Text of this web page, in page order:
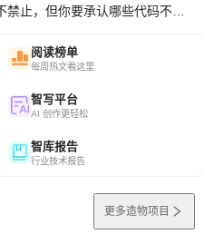
阅读榜单
每周热文看这里
智写平台
AI 创作更轻松
智库报告
行业技术报告
更多造物项目